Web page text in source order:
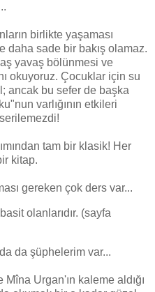
birlikte yaşaması
daha sade bir bakış olamaz.
yavaş bölünmesi ve
okuyoruz. Çocuklar için su
ancak bu sefer de başka
varlığının etkileri
tam bir klasik! Her
kitap.
gereken çok ders var...
olanlarıdır. (sayfa
da şüphelerim var...
Urgan'ın kaleme aldığı